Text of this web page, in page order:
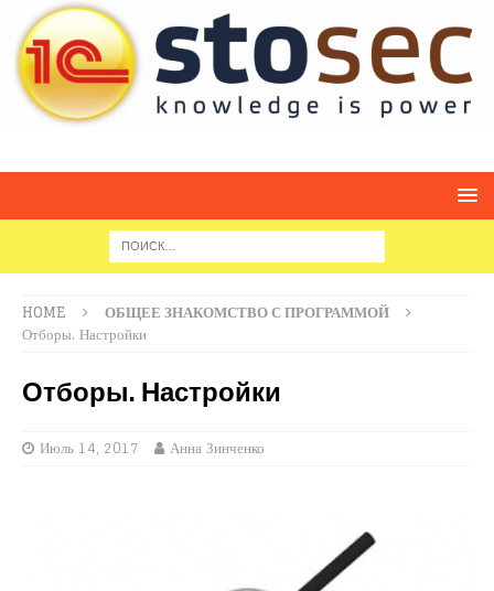
HOME
ОБЩЕЕ ЗНАКОМСТВО С ПРОГРАММОЙ
Отборы. Настройки
Отборы. Настройки
Июль 14, 2017 Анна Зинченко